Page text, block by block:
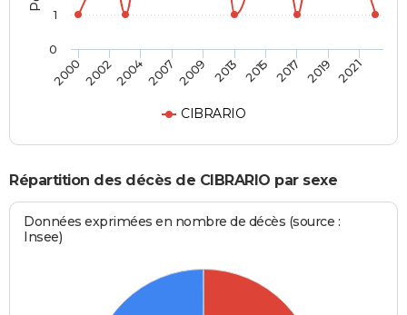
CIBRARIO
20002002200420072009 2013 2015 2017 2019 2021
0
1
Répartition des décès de CIBRARIO par sexe
Données exprimées en nombre de décès (source :
Insee)